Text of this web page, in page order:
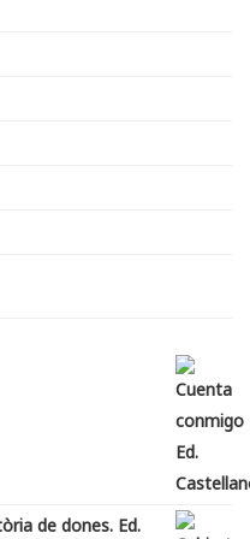
de dones. Ed.